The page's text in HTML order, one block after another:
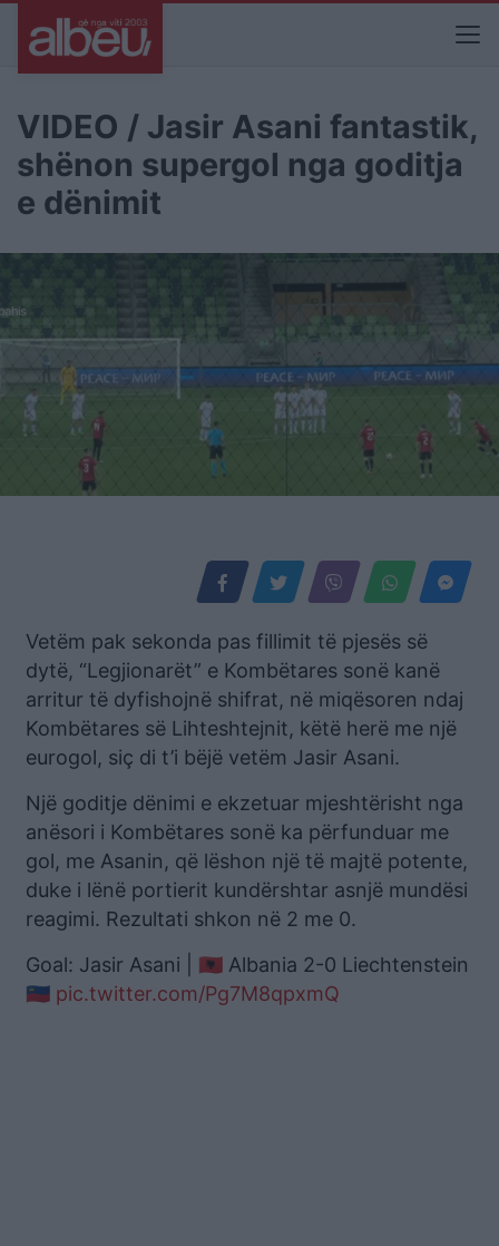
VIDEO / Jasir Asani fantastik,
shënon supergol nga goditja
e dënimit
Vetëm pak sekonda pas fillimit të pjesës së
dytë, “Legjionarët” e Kombëtares sonë kanë
arritur të dyfishojnë shifrat, në miqësoren ndaj
Kombëtares së Lihteshtejnit, këtë herë me një
eurogol, siç di t’i bëjë vetëm Jasir Asani.
Një goditje dënimi e ekzetuar mjeshtërisht nga
anësori i Kombëtares sonë ka përfunduar me
gol, me Asanin, që lëshon një të majtë potente,
duke i lënë portierit kundërshtar asnjë mundësi
reagimi. Rezultati shkon në 2 me 0.
Goal: Jasir Asani | 🇦🇱 Albania 2-0 Liechtenstein
🇱🇮 pic.twitter.com/Pg7M8qpxmQ